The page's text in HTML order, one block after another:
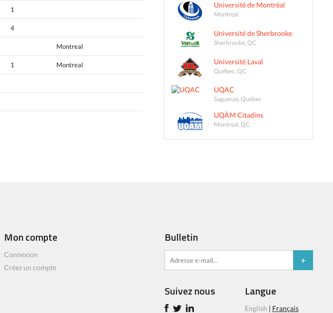
1
4
Montreal
1 Montreal
Université de Montréal
Montreal
Université de Sherbrooke
Sherbrooke, QC
Université Laval
Québec, QC
UQAC
Saguenay, Québec
UQÀM Citadins
Montreal, QC
Mon compte
Connexion
Créez un compte
Bulletin
Suivez nous Langue
English | Français